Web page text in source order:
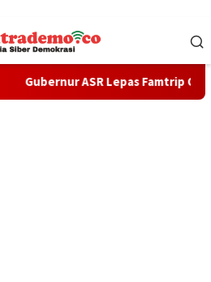
Lepas Famtrip Overland Tiga